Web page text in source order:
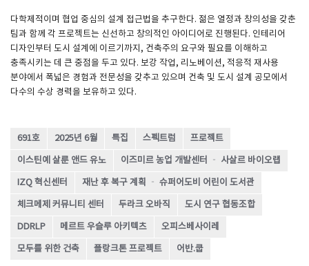
다학제적이며 협업 중심의 설계 접근법을 추구한다. 젊은 열정과 창의성을 갖춘
팀과 함께 각 프로젝트는 신선하고 창의적인 아이디어로 진행된다. 인테리어
디자인부터 도시 설계에 이르기까지, 건축주의 요구와 필요를 이해하고
충족시키는 데 큰 중점을 두고 있다. 보강 작업, 리노베이션, 적응적 재사용
분야에서 폭넓은 경험과 전문성을 갖추고 있으며 건축 및 도시 설계 공모에서
다수의 수상 경력을 보유하고 있다.
691호 2025년 6월 특집 스펙트럼 프로젝트
이스틴예 살룬 앤드 유노 이즈미르 농업 개발센터 ‐ 사살르 바이오랩
IZQ 혁신센터 재난 후 복구 계획 ‐ 슈퍼어도비 어린이 도서관
체크메제 커뮤니티 센터 두라크 오바직 도시 연구 협동조합
DDRLP 메르트 우슬루 아키텍츠 오피스베사이레
모두를 위한 건축 플랑크톤 프로젝트 어반.쿱